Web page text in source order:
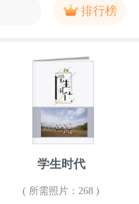
排行榜
学生时代
( 所需照片：268 )